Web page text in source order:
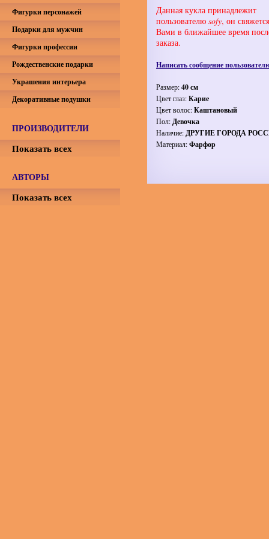
Данная кукла принадлежит
пользователю sofy, он
Вами в ближайшее время
заказа.
Написать сообщение
Размер:40 см
Цвет глаз:Карие
Цвет волос:Каштановый
Пол:Девочка
Наличие:ДРУГИЕ ГОРОДА
Материал:Фарфор
Фигурки персонажей
Подарки для мужчин
Фигурки профессии
Рождественские подарки
Украшения интерьера
Декоративные подушки
ПРОИЗВОДИТЕЛИ
Показать всех
АВТОРЫ
Показать всех